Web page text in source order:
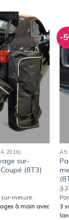
Ajouter
à la
wishlist
2016)
sur-
(8T3)
mesure :
à main avec
-
A5
3